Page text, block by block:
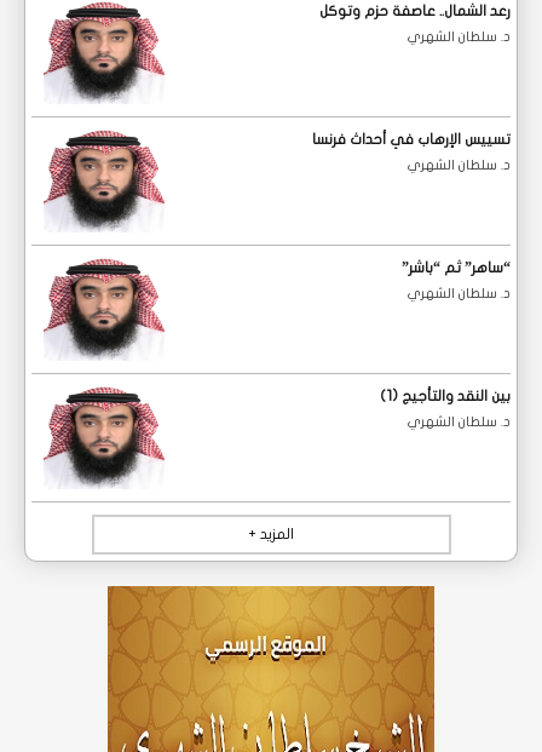
رعد الشمال.. عاصفة حزم وتوكل
د. سلطان الشهري
تسييس الإرهاب في أحداث فرنسا
د. سلطان الشهري
“ساهر” ثم “باشر”‎
د. سلطان الشهري
بين النقد والتأجيج (1)
د. سلطان الشهري
المزيد +